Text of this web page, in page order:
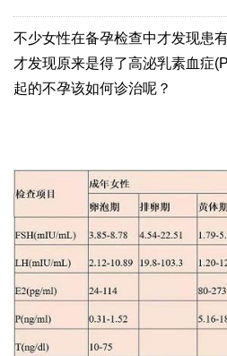
不少女性在备孕检查中才发现患
才发现原来是得了高泌乳素血症
起的不孕该如何诊治呢？